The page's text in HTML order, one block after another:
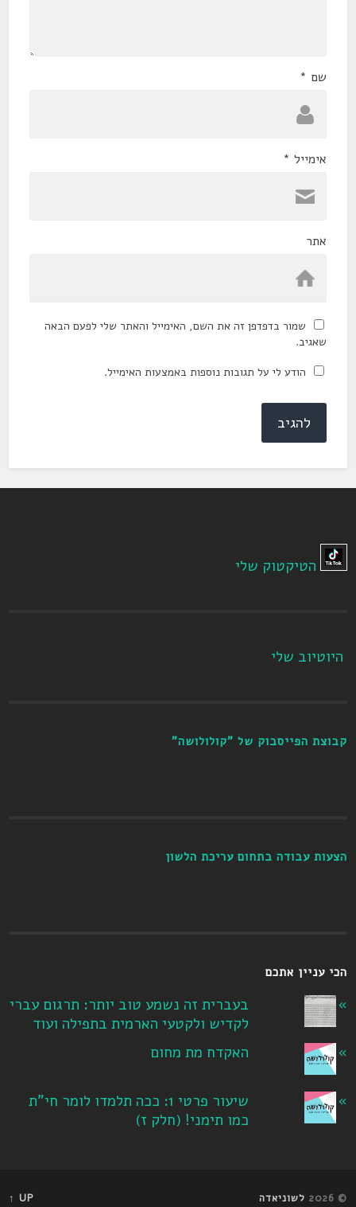
שם *
אימייל *
אתר
שמור בדפדפן זה את השם, האימייל והאתר שלי לפעם הבאה
שאגיב.
הודע לי על תגובות נוספות באמצעות האימייל.
הטיקטוק שלי
היוטיוב שלי
קבוצת הפייסבוק של "קולולושה"
הצעות עבודה בתחום עריכת הלשון
הכי עניין אתכם
בעברית זה נשמע טוב יותר: תרגום עברי
לקדיש ולקטעי הארמית בתפילה ועוד
האקדח מת מחום
שיעור פרטי 1: ככה תלמדו לומר חי"ת
כמו תימני! ‏(חלק ז‏)
© 2026 לשוניאדה UP ↑